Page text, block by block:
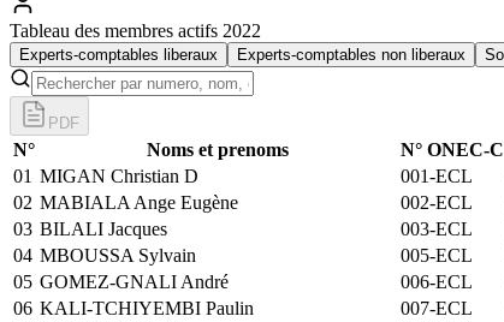
Tableau des membres actifs 2022
Experts-comptables liberaux Experts-comptables non liberaux
PDF
N° Noms et prenoms N° ONEC-C
01 MIGAN Christian D 001-ECL
02 MABIALA Ange Eugène 002-ECL
03 BILALI Jacques 003-ECL
04 MBOUSSA Sylvain 005-ECL
05 GOMEZ-GNALI André 006-ECL
06 KALI-TCHIYEMBI Paulin 007-ECL